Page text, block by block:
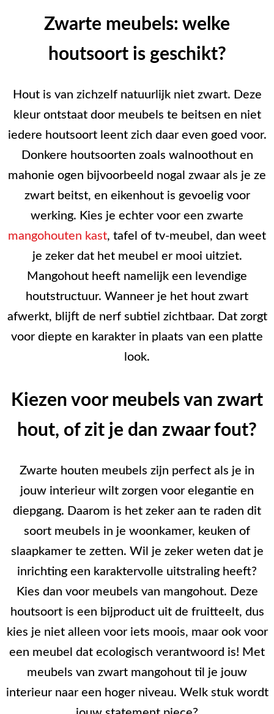
Zwarte meubels: welke
houtsoort is geschikt?
Hout is van zichzelf natuurlijk niet zwart. Deze
kleur ontstaat door meubels te beitsen en niet
iedere houtsoort leent zich daar even goed voor.
Donkere houtsoorten zoals walnoothout en
mahonie ogen bijvoorbeeld nogal zwaar als je ze
zwart beitst, en eikenhout is gevoelig voor
werking. Kies je echter voor een zwarte
mangohouten kast, tafel of tv-meubel, dan weet
je zeker dat het meubel er mooi uitziet.
Mangohout heeft namelijk een levendige
houtstructuur. Wanneer je het hout zwart
afwerkt, blijft de nerf subtiel zichtbaar. Dat zorgt
voor diepte en karakter in plaats van een platte
look.
Kiezen voor meubels van zwart
hout, of zit je dan zwaar fout?
Zwarte houten meubels zijn perfect als je in
jouw interieur wilt zorgen voor elegantie en
diepgang. Daarom is het zeker aan te raden dit
soort meubels in je woonkamer, keuken of
slaapkamer te zetten. Wil je zeker weten dat je
inrichting een karaktervolle uitstraling heeft?
Kies dan voor meubels van mangohout. Deze
houtsoort is een bijproduct uit de fruitteelt, dus
kies je niet alleen voor iets moois, maar ook voor
een meubel dat ecologisch verantwoord is! Met
meubels van zwart mangohout til je jouw
interieur naar een hoger niveau. Welk stuk wordt